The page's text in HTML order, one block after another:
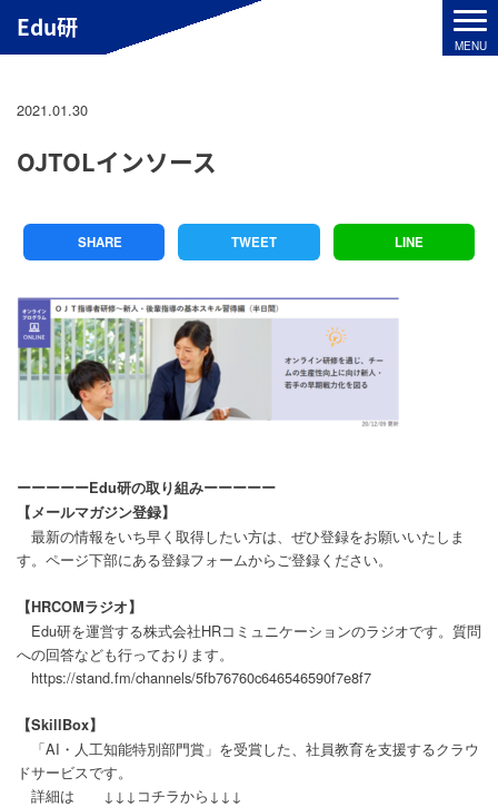
Edu研
2021.01.30
OJTOLインソース
SHARE TWEET LINE
ーーーーーEdu研の取り組みーーーーー
【メールマガジン登録】
最新の情報をいち早く取得したい方は、ぜひ登録をお願いいたしま
す。ページ下部にある登録フォームからご登録ください。
【HRCOMラジオ】
Edu研を運営する株式会社HRコミュニケーションのラジオです。質問
への回答なども行っております。
https://stand.fm/channels/5fb76760c646546590f7e8f7
【SkillBox】
「AI・人工知能特別部門賞」を受賞した、社員教育を支援するクラウ
ドサービスです。
詳細は ↓↓↓コチラから↓↓↓